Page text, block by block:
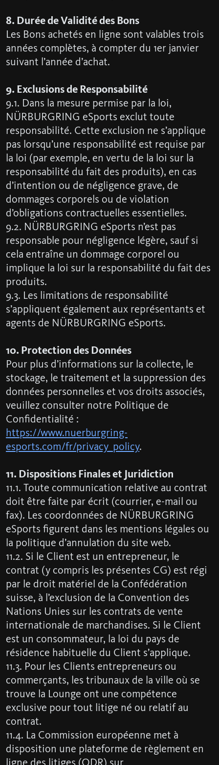
8. Durée de Validité des Bons
Les Bons achetés en ligne sont valables trois
années complètes, à compter du 1er janvier
suivant l’année d’achat.
9. Exclusions de Responsabilité
9.1. Dans la mesure permise par la loi,
NÜRBURGRING eSports exclut toute
responsabilité. Cette exclusion ne s’applique
pas lorsqu’une responsabilité est requise par
la loi (par exemple, en vertu de la loi sur la
responsabilité du fait des produits), en cas
d’intention ou de négligence grave, de
dommages corporels ou de violation
d’obligations contractuelles essentielles.
9.2. NÜRBURGRING eSports n’est pas
responsable pour négligence légère, sauf si
cela entraîne un dommage corporel ou
implique la loi sur la responsabilité du fait des
produits.
9.3. Les limitations de responsabilité
s’appliquent également aux représentants et
agents de NÜRBURGRING eSports.
10. Protection des Données
Pour plus d’informations sur la collecte, le
stockage, le traitement et la suppression des
données personnelles et vos droits associés,
veuillez consulter notre Politique de
Confidentialité :
https://www.nuerburgring-
esports.com/fr/privacy_policy.
11. Dispositions Finales et Juridiction
11.1. Toute communication relative au contrat
doit être faite par écrit (courrier, e-mail ou
fax). Les coordonnées de NÜRBURGRING
eSports figurent dans les mentions légales ou
la politique d’annulation du site web.
11.2. Si le Client est un entrepreneur, le
contrat (y compris les présentes CG) est régi
par le droit matériel de la Confédération
suisse, à l’exclusion de la Convention des
Nations Unies sur les contrats de vente
internationale de marchandises. Si le Client
est un consommateur, la loi du pays de
résidence habituelle du Client s’applique.
11.3. Pour les Clients entrepreneurs ou
commerçants, les tribunaux de la ville où se
trouve la Lounge ont une compétence
exclusive pour tout litige né ou relatif au
contrat.
11.4. La Commission européenne met à
disposition une plateforme de règlement en
ligne des litiges (ODR) sur